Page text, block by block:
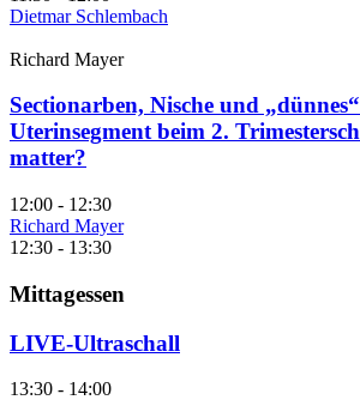
Dietmar Schlembach
Richard Mayer
Sectionarben, Nische und
Uterinsegment beim 2.
matter?
12:00 - 12:30
Richard Mayer
12:30 - 13:30
Mittagessen
LIVE-Ultraschall
13:30 - 14:00